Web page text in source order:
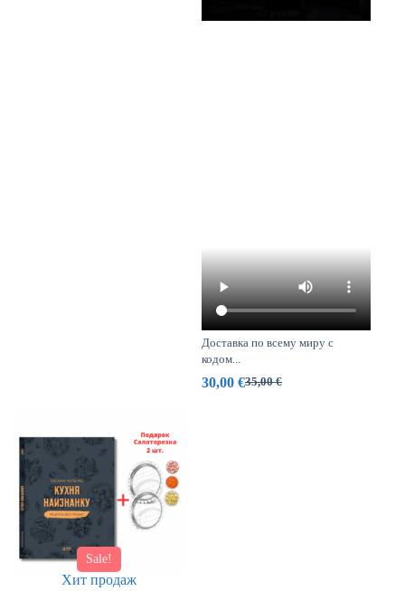
35,00€
30,00€
Доставка по всему миру с
кодом...
Sale!
Хит продаж